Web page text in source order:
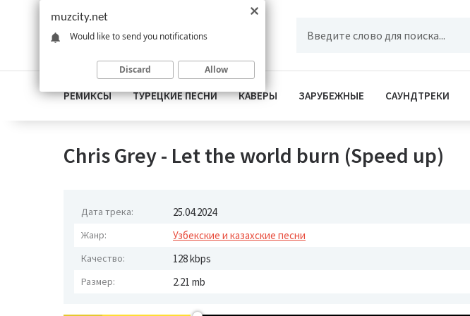
РЕМИКСЫ ТУРЕЦКИЕ ПЕСНИ КАВЕРЫ ЗАРУБЕЖНЫЕ САУНДТРЕКИ
Chris Grey - Let the world burn (Speed up)
Дата трека: 25.04.2024
Жанр: Узбекские и казахские песни
Качество: 128 kbps
Размер: 2.21 mb
muzcity.net
Would like to send you notifications
Discard Allow